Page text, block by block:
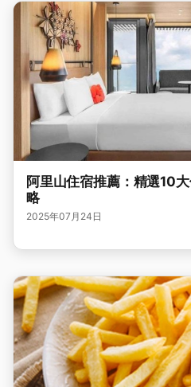
阿里山住宿推薦：精選10
略
2025年07月24日